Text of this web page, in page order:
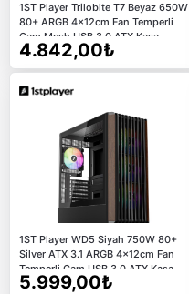
1ST Player Trilobite T7 Beyaz 650W
80+ ARGB 4x12cm Fan Temperli
Cam Mesh USB 3.0 ATX Kasa
4.842,00₺
1ST Player WD5 Siyah 750W 80+
Silver ATX 3.1 ARGB 4x12cm Fan
Temperli Cam USB 3.0 ATX Kasa
5.999,00₺